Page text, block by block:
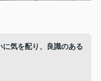
気を配り、良識のある